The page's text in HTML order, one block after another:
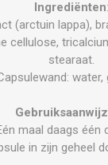
Ingrediënten:
(arctuin lappa),
cellulose,
stearaat.
water,
maal daags één
in zijn geheel